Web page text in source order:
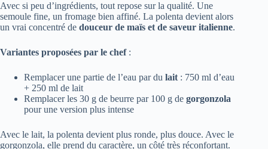
Avec si peu d’ingrédients, tout repose sur la qualité. Une
semoule fine, un fromage bien affiné. La polenta devient alors
un vrai concentré de douceur de maïs et de saveur italienne.
Variantes proposées par le chef:
Remplacer une partie de l’eau par du lait : 750 ml d’eau
+ 250 ml de lait
Remplacer les 30 g de beurre par 100 g de gorgonzola
pour une version plus intense
Avec le lait, la polenta devient plus ronde, plus douce. Avec le
gorgonzola, elle prend du caractère, un côté très réconfortant.